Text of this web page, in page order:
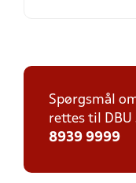
Spørgsmål
rettes til DBU
8939 9999